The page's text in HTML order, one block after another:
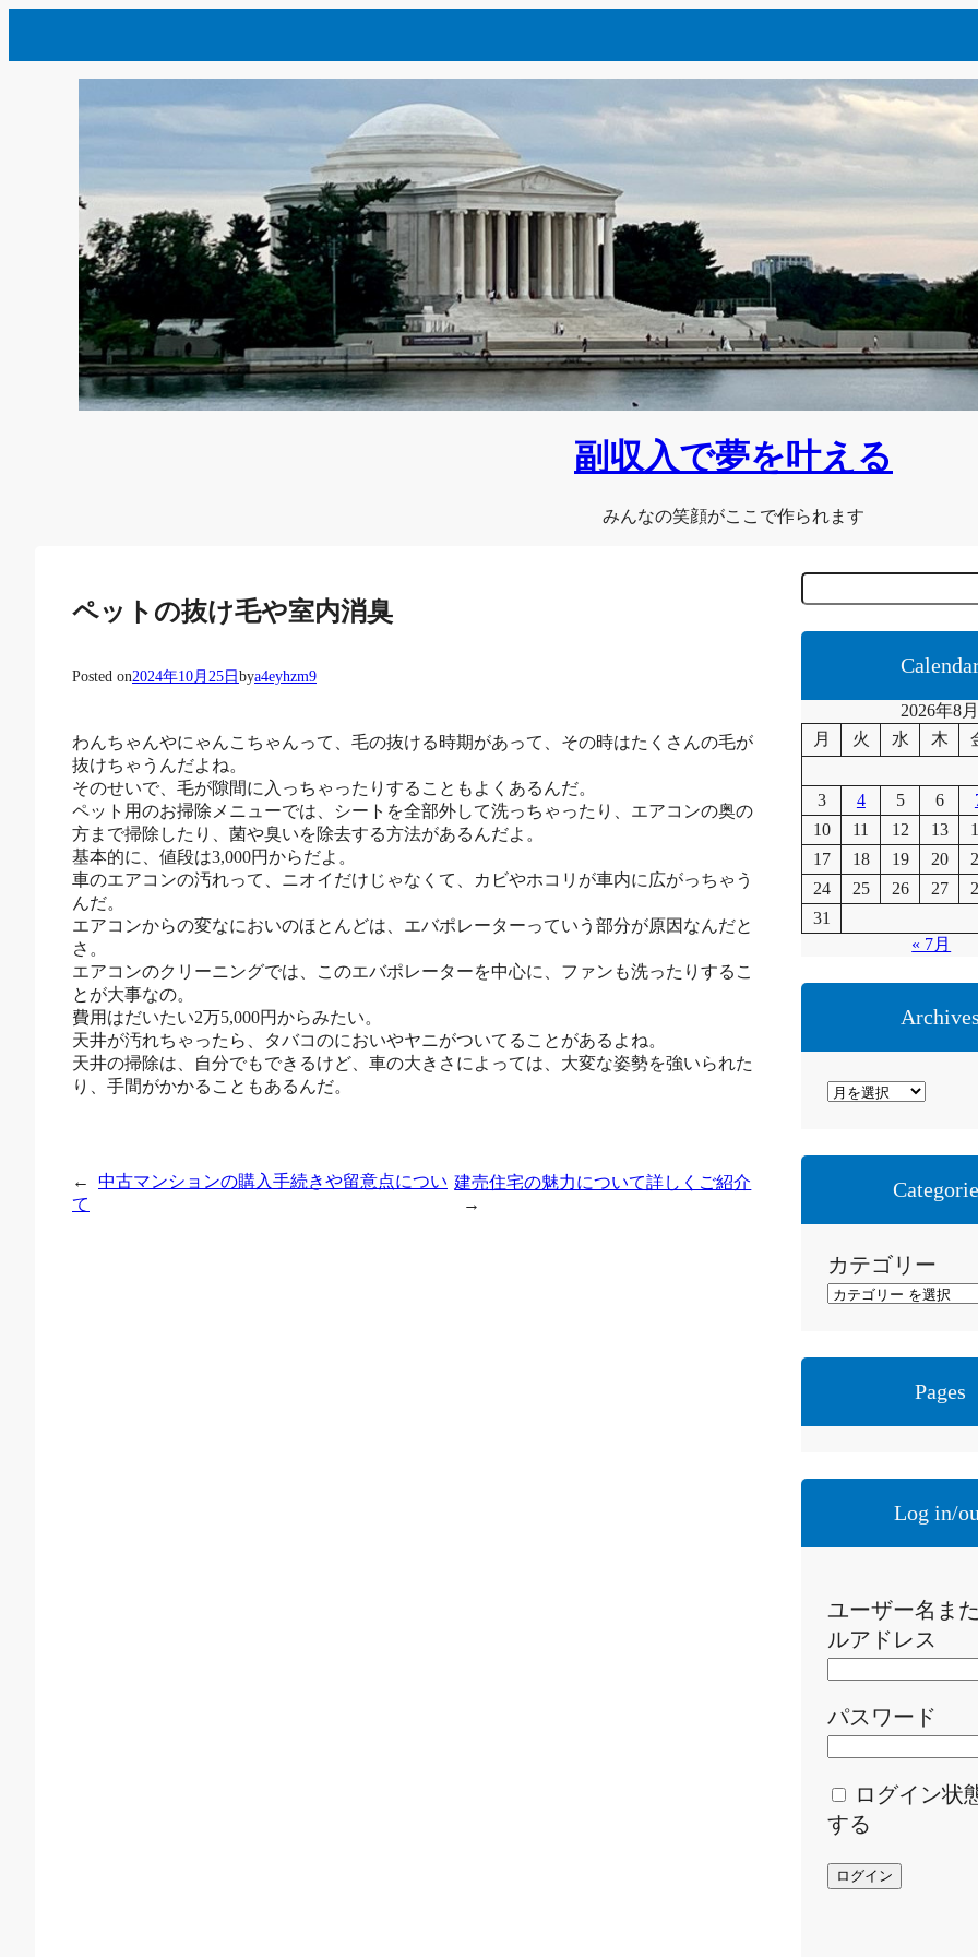
を
副収入で夢を叶える
みんなの笑顔がここで作られます
ペットの抜け毛や室内消臭
Posted on2024年10月25日bya4eyhzm9
わんちゃんやにゃんこちゃんって、毛の抜ける時期があって、その時はたくさんの毛が
抜けちゃうんだよね。
そのせいで、毛が隙間に入っちゃったりすることもよくあるんだ。
ペット用のお掃除メニューでは、シートを全部外して洗っちゃったり、エアコンの奥の
方まで掃除したり、菌や臭いを除去する方法があるんだよ。
基本的に、値段は3,000円からだよ。
車のエアコンの汚れって、ニオイだけじゃなくて、カビやホコリが車内に広がっちゃう
んだ。
エアコンからの変なにおいのほとんどは、エバポレーターっていう部分が原因なんだと
さ。
エアコンのクリーニングでは、このエバポレーターを中心に、ファンも洗ったりするこ
とが大事なの。
費用はだいたい2万5,000円からみたい。
天井が汚れちゃったら、タバコのにおいやヤニがついてることがあるよね。
天井の掃除は、自分でもできるけど、車の大きさによっては、大変な姿勢を強いられた
り、手間がかかることもあるんだ。
←
中古マンションの購入手続きや留意点につい
て
建売住宅の魅力について詳しくご紹介
→
C
e
c
2026年8月
月
火 水 木
3 4 5 6
10
11 12 13
17
18 19 20
24
25 26 27
31
« 7月
ア
カ
カテゴリー
Pages
Log in/
ユーザー名ま
ルアドレス
パスワード
ログイン状
する